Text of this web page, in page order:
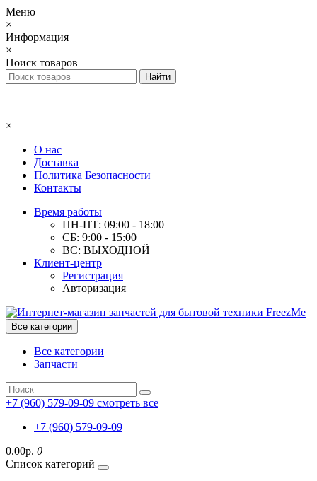
Меню
×
Информация
×
Поиск товаров
×
О нас
Доставка
Политика Безопасности
Контакты
Время работы
ПН-ПТ: 09:00 - 18:00
СБ: 9:00 - 15:00
ВС: ВЫХОДНОЙ
Клиент-центр
Регистрация
Авторизация
Все категории
Все категории
Запчасти
+7 (960) 579-09-09 смотреть все
+7 (960) 579-09-09
0.00р. 0
Список категорий